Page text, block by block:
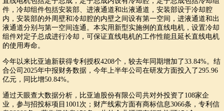
件，冷却组件包括安装部、进液通道和出液通道，安装部设于冷却腔
内，安装部的外周壁和冷却腔的内壁之间设有第一空间，进液通道和出
液通道分别与第一空间连通。本实用新型实施例的直线电机，设置冷却
组件对定子总成进行冷却，可保证直线电机的工作性能且延长直线电机
的使用寿命。
今年以来比亚迪新获得专利授权4208个，较去年同期增加了33.84%。结
合公司2025年中报财务数据，今年上半年公司在研发方面投入了295.96
亿元，同比增50.84%。
通过天眼查大数据分析，比亚迪股份有限公司共对外投资了108家企
业，参与招投标项目1001次；财产线索方面有商标信息3066条，专利信